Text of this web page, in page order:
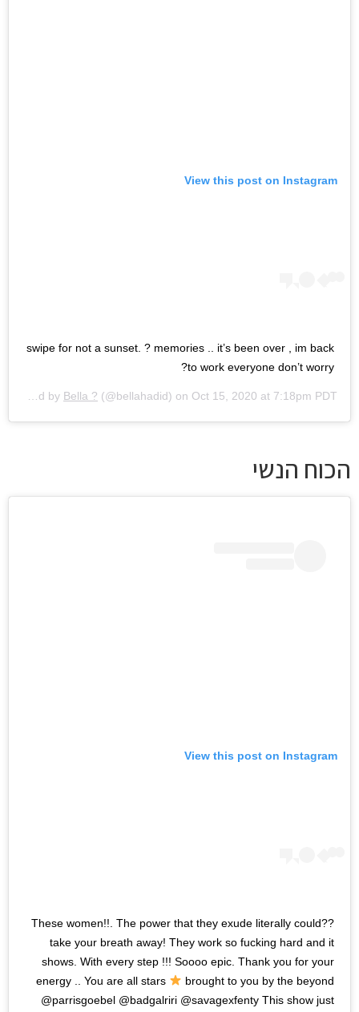
View this post on Instagram
swipe for not a sunset. ? memories .. it’s been over , im back
to work everyone don’t worry?
Bella ? (@bellahadid) on Oct 15, 2020 at 7:18pm PDT
הכוח הנשי
View this post on Instagram
??These women!!. The power that they exude literally could
take your breath away! They work so fucking hard and it
shows. With every step !!! Soooo epic. Thank you for your
energy .. You are all stars
brought to you by the beyond
@parrisgoebel @badgalriri @savagexfenty This show just